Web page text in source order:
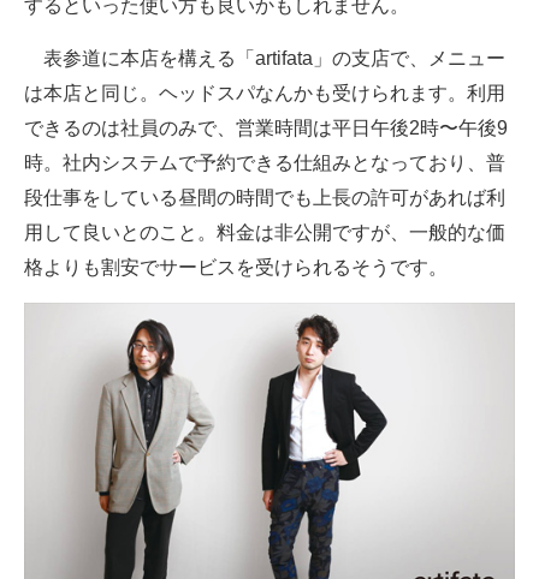
するといった使い方も良いかもしれません。
表参道に本店を構える「artifata」の支店で、メニュー
は本店と同じ。ヘッドスパなんかも受けられます。利用
できるのは社員のみで、営業時間は平日午後2時〜午後9
時。社内システムで予約できる仕組みとなっており、普
段仕事をしている昼間の時間でも上長の許可があれば利
用して良いとのこと。料金は非公開ですが、一般的な価
格よりも割安でサービスを受けられるそうです。